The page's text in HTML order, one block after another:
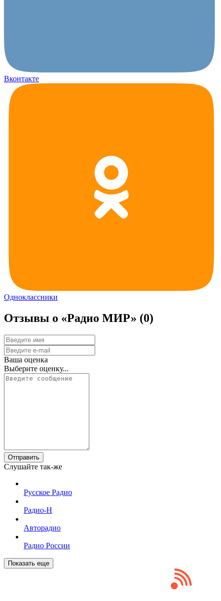
Вконтакте
Одноклассники
Отзывы о «Радио МИР» (0)
Ваша оценка
Выберите оценку...
Отправить
Слушайте так-же
Русское Радио
Радио-Н
Авторадио
Радио России
Показать еще